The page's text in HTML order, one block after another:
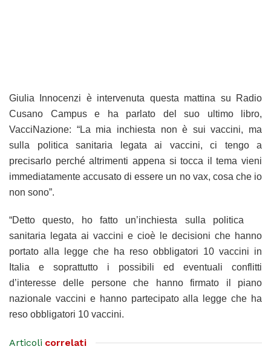
Giulia Innocenzi è intervenuta questa mattina su Radio
Cusano Campus e ha parlato del suo ultimo libro,
VacciNazione: “La mia inchiesta non è sui vaccini, ma
sulla politica sanitaria legata ai vaccini, ci tengo a
precisarlo perché altrimenti appena si tocca il tema vieni
immediatamente accusato di essere un no vax, cosa che io
non sono”.
“Detto questo, ho fatto un’inchiesta sulla politica
sanitaria legata ai vaccini e cioè le decisioni che hanno
portato alla legge che ha reso obbligatori 10 vaccini in
Italia e soprattutto i possibili ed eventuali conflitti
d’interesse delle persone che hanno firmato il piano
nazionale vaccini e hanno partecipato alla legge che ha
reso obbligatori 10 vaccini.
Articoli correlati